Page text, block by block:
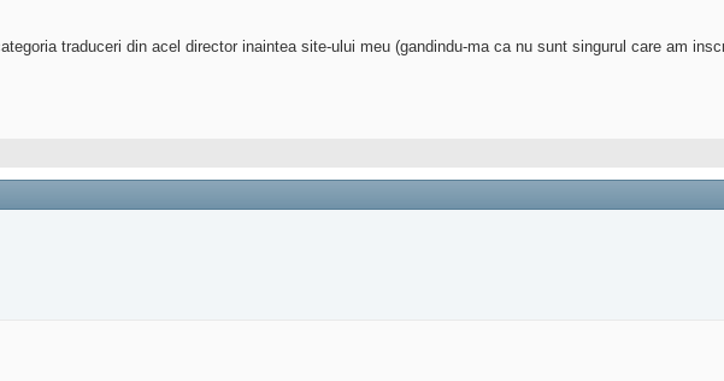
traduceri din acel director inaintea site-ului meu (gandindu-ma ca nu sunt singurul care am